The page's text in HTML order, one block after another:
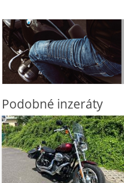
Podobné inzeráty